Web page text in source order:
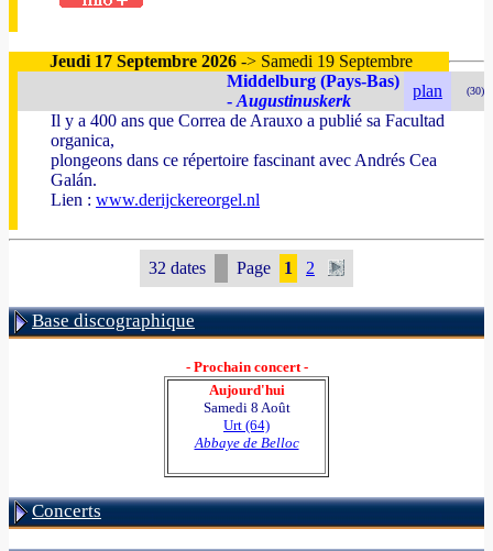
Jeudi 17 Septembre 2026 -> Samedi 19 Septembre
Middelburg (Pays-Bas)
- Augustinuskerk
plan (30)
Il y a 400 ans que Correa de Arauxo a publié sa Facultad
organica,
plongeons dans ce répertoire fascinant avec Andrés Cea
Galán.
Lien : www.derijckereorgel.nl
32 dates Page 1 2
Base discographique
- Prochain concert -
Aujourd'hui
Samedi 8 Août
Urt (64)
Abbaye de Belloc
Concerts